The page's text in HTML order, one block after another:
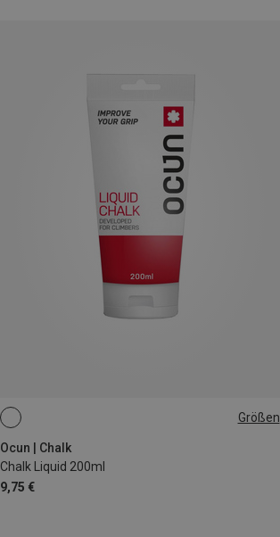
Größen
Ocun | Chalk
Chalk Liquid 200ml
9,75 €
200ML